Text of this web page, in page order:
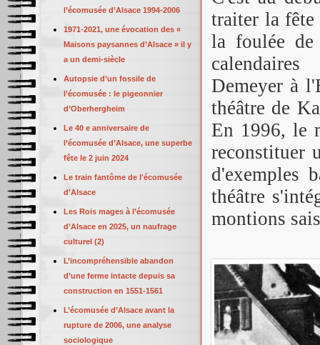
traiter la fête
la foulée de
Demeyer à
théâtre de
En 1996, le
reconstituer
d'exemples
théâtre
montions
l’écomusée d’Alsace 1994-2006
1971-2021, une évocation des «
Maisons paysannes d’Alsace » il y
a un demi-siècle
Autopsie d’un fossile de
l’écomusée : le pigeonnier
d’Oberhergheim
Le 40 e anniversaire de
l’écomusée d’Alsace, une superbe
fête le 2 juin 2024
Le train fantôme de l'écomusée
d'Alsace
Les Rois mages à l’écomusée
d’Alsace en 2025, un naufrage
culturel (2)
L’incompréhensible abandon
d’une ferme intacte depuis sa
construction en 1551-1561
L’écomusée d’Alsace avant la
rupture de 2006, une analyse
sociologique